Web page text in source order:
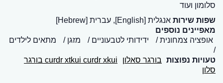
סלומון ועוד
שפות שירות אנגלית [English], עברית [Hebrew]
מאפיינים נוספים
אופציה צמחונית
ידידותי לטבעוניים מזגן מתאים לילדים
טעויות נפוצות בורגר סאלון
curdr xtkui curdr xkui בורגר
סלון